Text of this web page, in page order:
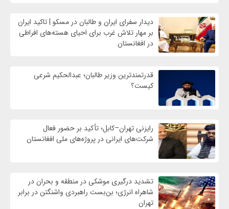
دیدار سفرای ایران و طالبان در مسکو | تاکید ایران
بر مهار تلاش‌ غرب برای احیای هسته‌های افراطی
در افغانستان
قدرتمندترین وزیر طالبان؛ عبدالحکیم شرعی
کیست؟
رایزنی تهران–کابل؛ تأکید بر حضور فعال
شرکت‌های ایرانی در پروژه‌های ملی افغانستان
تشدید درگیری موشکی در منطقه و بحران در
شاهراه انرژی؛ بن‌بست راهبردی واشنگتن در برابر
تهران